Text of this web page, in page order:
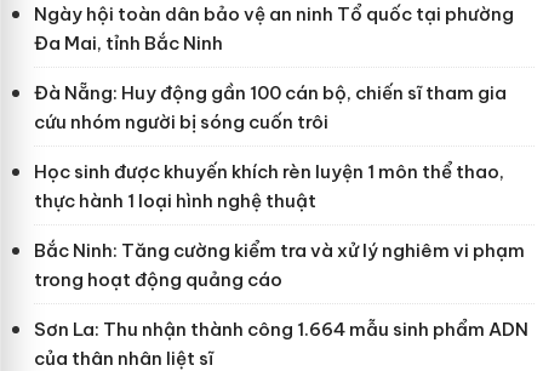
Ngày hội toàn dân bảo vệ an ninh Tổ quốc tại phường
Đa Mai, tỉnh Bắc Ninh
Đà Nẵng: Huy động gần 100 cán bộ, chiến sĩ tham gia
cứu nhóm người bị sóng cuốn trôi
Học sinh được khuyến khích rèn luyện 1 môn thể thao,
thực hành 1 loại hình nghệ thuật
Bắc Ninh: Tăng cường kiểm tra và xử lý nghiêm vi phạm
trong hoạt động quảng cáo
Sơn La: Thu nhận thành công 1.664 mẫu sinh phẩm ADN
của thân nhân liệt sĩ